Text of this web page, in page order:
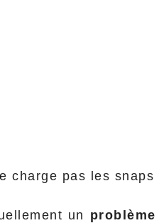
un